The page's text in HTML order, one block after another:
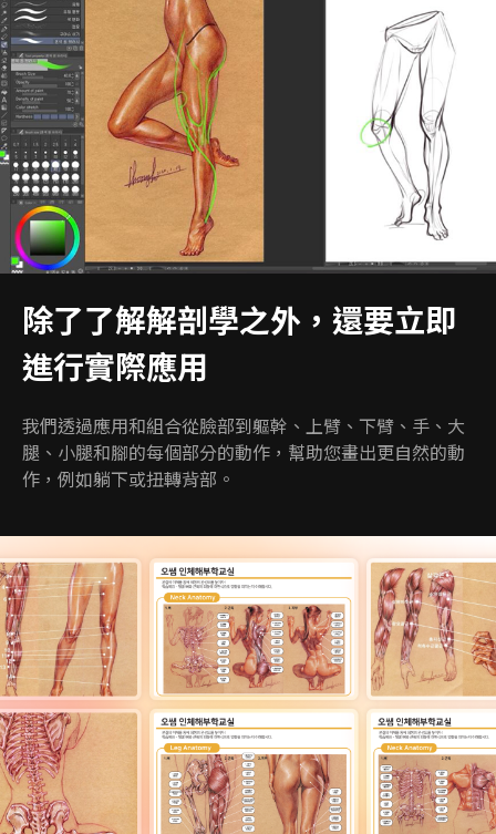
除了了解解剖學之外，還要立即
進行實際應用
我們透過應用和組合從臉部到軀幹、上臂、下臂、手、大
腿、小腿和腳的每個部分的動作，幫助您畫出更自然的動
作，例如躺下或扭轉背部。